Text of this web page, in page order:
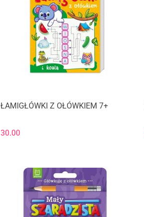
ŁAMIGŁÓWKI Z OŁÓWKIEM 7+
30.00